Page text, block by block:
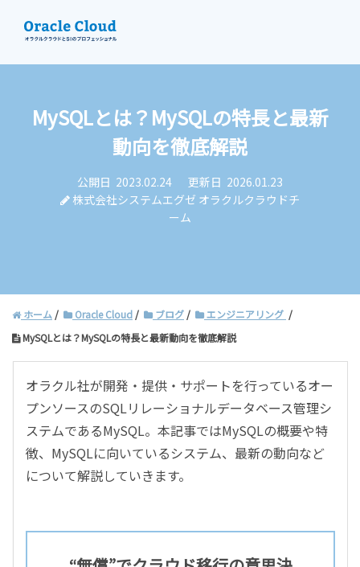
資料請求
お問い合わせ
MySQLとは？MySQLの特長と最新
動向を徹底解説
公開日 2023.02.24 更新日 2026.01.23
株式会社システムエグゼ オラクルクラウドチ
ーム
ホーム Oracle Cloud ブログ
エンジニアリング
MySQLとは？MySQLの特長と最新動向を徹底解説
オラクル社が開発・提供・サポートを行っているオー
プンソースのSQLリレーショナルデータベース管理シ
ステムであるMySQL。本記事ではMySQLの概要や特
徴、MySQLに向いているシステム、最新の動向など
について解説していきます。